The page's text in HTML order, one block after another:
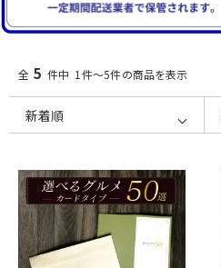
全 5 件中 1件～5件の商品を表示